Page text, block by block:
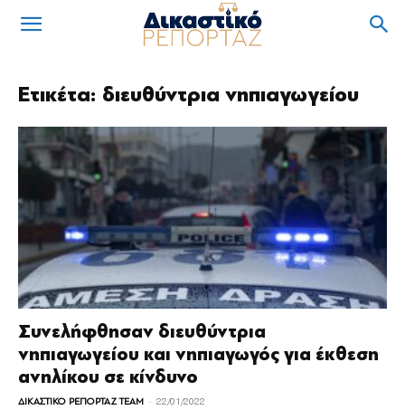
Ετικέτα: διευθύντρια νηπιαγωγείου
Συνελήφθησαν διευθύντρια
νηπιαγωγείου και νηπιαγωγός για έκθεση
ανηλίκου σε κίνδυνο
ΔΙΚΑΣΤΙΚΟ ΡΕΠΟΡΤΑΖ TEAM - 22/01/2022